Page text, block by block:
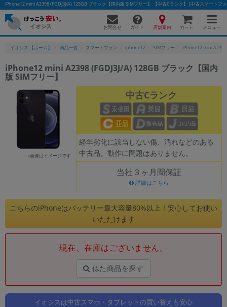
iPhone12 mini A2398 (FGDJ3J/A) 128GB ブラック【国内版 SIMフリー】 【中古Cランク】|中古スマートフ
お問合せ ガイド 店舗案内 カート メニュー
イオシス 【ホーム】 商品一覧 スマートフォン iphone12 SIMフリー iPhone12 mini A2398
iPhone12 mini A2398 (FGDJ3J/A) 128GB ブラック【国内
版 SIMフリー】
※画像はイメージです
中古Cランク
経年劣化に該当しない傷、汚れなどのある
中古品。動作に問題はありません。
当社３ヶ月間保証
詳細はこちら
こちらのiPhoneはバッテリー最大容量80%以上！安心してお使い
いただけます
現在、在庫はございません。
似た商品を探す
イオシスは中古スマホ・タブレットの買い替えも安心
かんたんパソコン検索に切り替える
フリーワード
人気の検索ワード： Let's note EliteBookMacBook
「スマートフォン」「タブレット」など
シリーズ
商品シリーズ名・ブランド名の絞り込み。
「iPhone」「Xperia」「Galaxy」など
「Apple」「SONY」「SHARP」など
機能・特徴
商品の搭載機能による絞り込み
「5G対応」「防水」「ワンセグ」など